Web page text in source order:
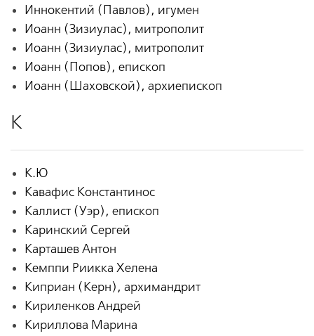
Иннокентий (Павлов), игумен
Иоанн (Зизиулас), митрополит
Иоанн (Зизиулас), митрополит
Иоанн (Попов), епископ
Иоанн (Шаховской), архиепископ
К
К.Ю
Кавафис Константинос
Каллист (Уэр), епископ
Каринский Сергей
Карташев Антон
Кемппи Риикка Хелена
Киприан (Керн), архимандрит
Кириленков Андрей
Кириллова Марина